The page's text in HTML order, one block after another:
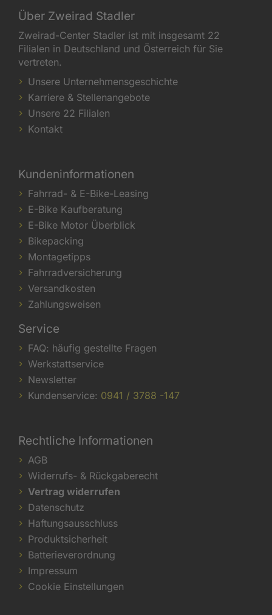
Über Zweirad Stadler
Zweirad-Center Stadler ist mit insgesamt 22
Filialen in Deutschland und Österreich für Sie
vertreten.
Unsere Unternehmensgeschichte
Karriere & Stellenangebote
Unsere 22 Filialen
Kontakt
Kundeninformationen
Fahrrad- & E-Bike-Leasing
E-Bike Kaufberatung
E-Bike Motor Überblick
Bikepacking
Montagetipps
Fahrradversicherung
Versandkosten
Zahlungsweisen
Service
FAQ: häufig gestellte Fragen
Werkstattservice
Newsletter
Kundenservice: 0941 / 3788 -147
Rechtliche Informationen
AGB
Widerrufs- & Rückgaberecht
Vertrag widerrufen
Datenschutz
Haftungsausschluss
Produktsicherheit
Batterieverordnung
Impressum
Cookie Einstellungen